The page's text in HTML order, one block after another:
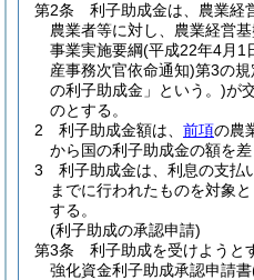
第2条
利子助成金は、農業経
農業者等に対し、農業経営
事業実施要綱(平成22年4月1
産事務次官依命通知)第3の
の利子助成金」という。)が
のとする。
2
利子助成金額は、 前項の農
から国の利子助成金の額を差
3
利子助成金は、利息の支払
までに行われたものを対象
する。
(利子助成の承認申請)
第3条
利子助成を受けようと
強化資金利子助成承認申請書